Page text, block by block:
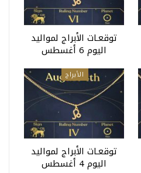
توقعـات الأبراج لمواليد
اليوم 6 أغسطس
الأبراج
توقعـات الأبراج لمواليد
اليوم 4 أغسطس